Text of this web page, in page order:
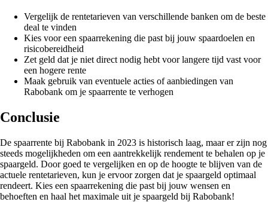
Vergelijk de rentetarieven van verschillende banken om de beste
deal te vinden
Kies voor een spaarrekening die past bij jouw spaardoelen en
risicobereidheid
Zet geld dat je niet direct nodig hebt voor langere tijd vast voor
een hogere rente
Maak gebruik van eventuele acties of aanbiedingen van
Rabobank om je spaarrente te verhogen
Conclusie
De spaarrente bij Rabobank in 2023 is historisch laag, maar er zijn nog
steeds mogelijkheden om een aantrekkelijk rendement te behalen op je
spaargeld. Door goed te vergelijken en op de hoogte te blijven van de
actuele rentetarieven, kun je ervoor zorgen dat je spaargeld optimaal
rendeert. Kies een spaarrekening die past bij jouw wensen en
behoeften en haal het maximale uit je spaargeld bij Rabobank!